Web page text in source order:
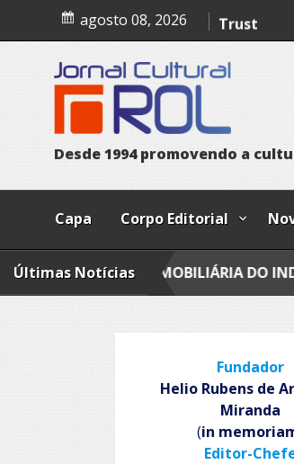
content
agosto 08, 2026
A
Trust
Poesia
Desde1994 promovendo a cultu
Capa Corpo Editorial
Últimas Notícias
IMOBILIÁRIA DO INDIZÍVEL A
Fundador
Helio Rubens de
Miranda
(in
Editor-